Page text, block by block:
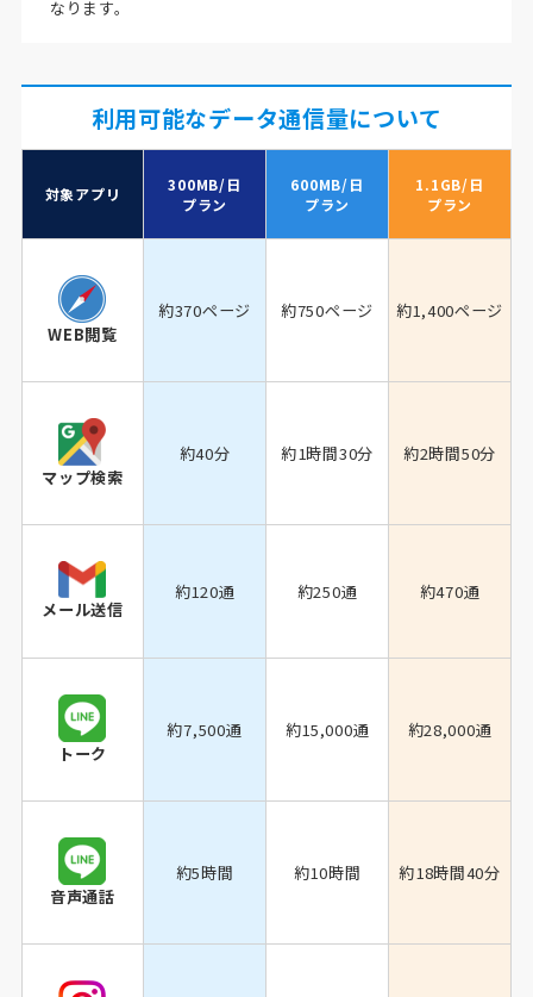
なります。
利用可能なデータ通信量について
対象アプリ
300MB/日
プラン
600MB/日
プラン
1.1GB/日
プラン
WEB閲覧
約370ページ 約750ページ 約1,400ページ
マップ検索
約40分 約1時間30分 約2時間50分
メール送信
約120通 約250通 約470通
トーク
約7,500通 約15,000通 約28,000通
音声通話
約5時間 約10時間 約18時間40分